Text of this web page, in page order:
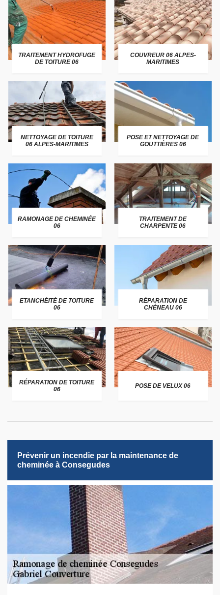
TRAITEMENT HYDROFUGE
DE TOITURE 06
COUVREUR 06 ALPES-
MARITIMES
NETTOYAGE DE TOITURE
06 ALPES-MARITIMES
POSE ET NETTOYAGE DE
GOUTTIÈRES 06
RAMONAGE DE CHEMINÉE
06
TRAITEMENT DE
CHARPENTE 06
ETANCHÉITÉ DE TOITURE
06
RÉPARATION DE
CHÉNEAU 06
RÉPARATION DE TOITURE
06
POSE DE VELUX 06
Prévenir un incendie par la maintenance de
cheminée à Consegudes